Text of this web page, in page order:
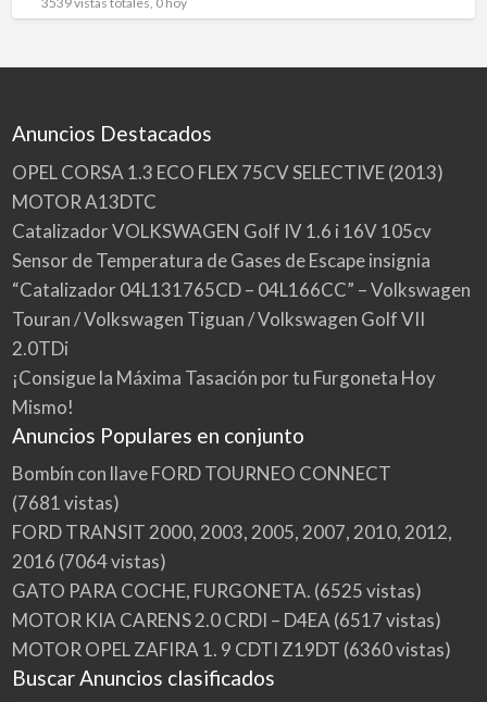
Anuncios Destacados
OPEL CORSA 1.3 ECO FLEX 75CV SELECTIVE (2013)
MOTOR A13DTC
Catalizador VOLKSWAGEN Golf IV 1.6 i 16V 105cv
Sensor de Temperatura de Gases de Escape insignia
“Catalizador 04L131765CD – 04L166CC” – Volkswagen
Touran / Volkswagen Tiguan / Volkswagen Golf VII
2.0TDi
¡Consigue la Máxima Tasación por tu Furgoneta Hoy
Mismo!
Anuncios Populares en conjunto
Bombín con llave FORD TOURNEO CONNECT
(7681 vistas)
FORD TRANSIT 2000, 2003, 2005, 2007, 2010, 2012,
2016 (7064 vistas)
GATO PARA COCHE, FURGONETA. (6525 vistas)
MOTOR KIA CARENS 2.0 CRDI – D4EA (6517 vistas)
MOTOR OPEL ZAFIRA 1. 9 CDTI Z19DT (6360 vistas)
Buscar Anuncios clasificados